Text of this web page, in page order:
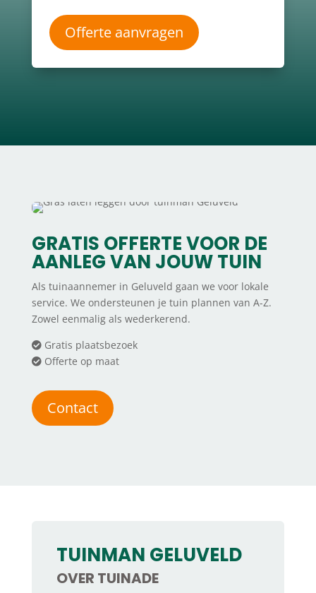
Offerte aanvragen
GRATIS OFFERTE VOOR DE
AANLEG VAN JOUW TUIN
Als tuinaannemer in Geluveld gaan we voor lokale
service. We ondersteunen je tuin plannen van A-Z.
Zowel eenmalig als wederkerend.
Gratis plaatsbezoek
Offerte op maat
Contact
TUINMAN GELUVELD
OVER TUINADE